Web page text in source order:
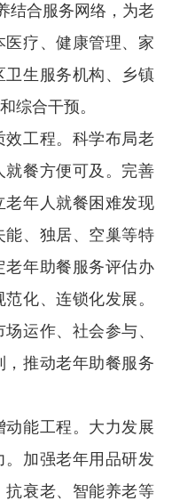
结合服务网络，为老
疗、健康管理、家
卫生服务机构、乡镇
综合干预。
工程。科学布局老
餐方便可及。完善
年人就餐困难发现
、独居、空巢等特
年助餐服务评估办
化、连锁化发展。
运作、社会参与、
推动老年助餐服务
能工程。大力发展
加强老年用品研发
衰老、智能养老等